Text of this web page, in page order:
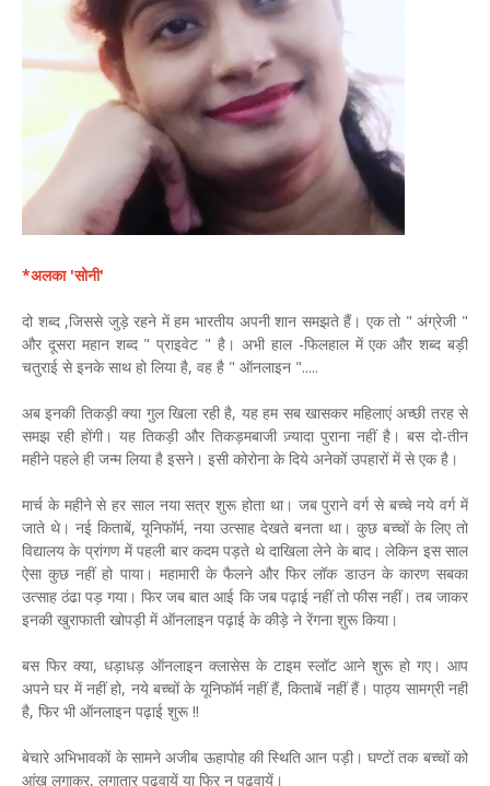
*अलका 'सोनी'
दो शब्द ,जिससे जुड़े रहने में हम भारतीय अपनी शान समझते हैं। एक तो " अंग्रेजी "
और दूसरा महान शब्द " प्राइवेट " है। अभी हाल -फिलहाल में एक और शब्द बड़ी
चतुराई से इनके साथ हो लिया है, वह है " ऑनलाइन ".....
अब इनकी तिकड़ी क्या गुल खिला रही है, यह हम सब खासकर महिलाएं अच्छी तरह से
समझ रही होंगी। यह तिकड़ी और तिकड़मबाजी ज़्यादा पुराना नहीं है। बस दो-तीन
महीने पहले ही जन्म लिया है इसने। इसी कोरोना के दिये अनेकों उपहारों में से एक है।
मार्च के महीने से हर साल नया सत्र शुरू होता था। जब पुराने वर्ग से बच्चे नये वर्ग में
जाते थे। नई किताबें, यूनिफॉर्म, नया उत्साह देखते बनता था। कुछ बच्चों के लिए तो
विद्यालय के प्रांगण में पहली बार कदम पड़ते थे दाखिला लेने के बाद। लेकिन इस साल
ऐसा कुछ नहीं हो पाया। महामारी के फैलने और फिर लॉक डाउन के कारण सबका
उत्साह ठंढा पड़ गया। फिर जब बात आई कि जब पढ़ाई नहीं तो फीस नहीं। तब जाकर
इनकी खुराफाती खोपड़ी में ऑनलाइन पढ़ाई के कीड़े ने रेंगना शुरू किया।
बस फिर क्या, धड़ाधड़ ऑनलाइन क्लासेस के टाइम स्लॉट आने शुरू हो गए। आप
अपने घर में नहीं हो, नये बच्चों के यूनिफॉर्म नहीं हैं, किताबें नहीं हैं। पाठ्य सामग्री नहीं
है, फिर भी ऑनलाइन पढ़ाई शुरू !!
बेचारे अभिभावकों के सामने अजीब ऊहापोह की स्थिति आन पड़ी। घण्टों तक बच्चों को
आंख लगाकर, लगातार पढवायें या फिर न पढवायें।